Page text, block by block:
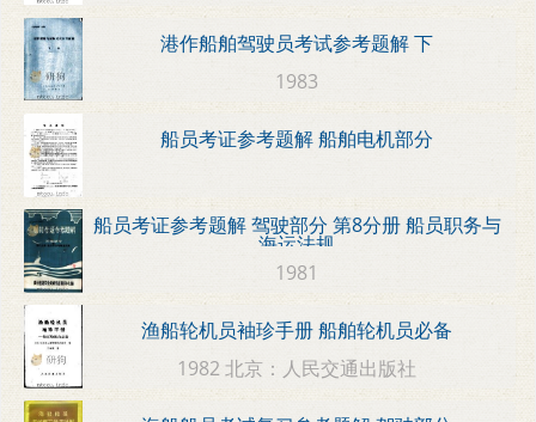
港作船舶驾驶员考试参考题解 下
1983
船员考证参考题解 船舶电机部分
船员考证参考题解 驾驶部分 第8分册 船员职务与
海运法规
1981
渔船轮机员袖珍手册 船舶轮机员必备
1982 北京：人民交通出版社